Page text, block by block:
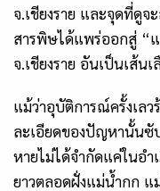
จ.เชียงราย และจุดที่ดูจ
สารพิษได้แพร่ออกสู่ “
จ.เชียงราย อันเป็นเส้
แม้ว่าอุบัติการณ์ครั้งเล
ละเอียดของปัญหานั้นซั
หายไม่ได้จำกัดแค่ในอำ
ยาวตลอดฝั่งแม่น้ำกก แ